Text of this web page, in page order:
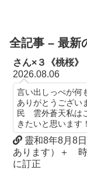
全記事 – 最新
さん×３《桃桜》
2026.08.06
言い出しっぺが何
ありがとうござい
民 雲外蒼天私は
きたいと思います
靈和8年8月8
あります）＋
に訂正